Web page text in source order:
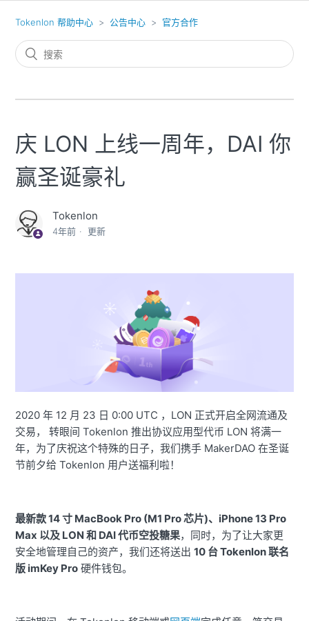
Tokenlon 帮助中心 公告中心 官方合作
庆 LON 上线一周年，DAI 你
赢圣诞豪礼
Tokenlon
4年前 更新
2020 年 12 月 23 日 0:00 UTC ，LON 正式开启全网流通及
交易，
转眼间 Tokenlon 推出协议应用型代币 LON 将满一
年，为了庆祝这个特殊的日子，我们携手 MakerDAO 在圣诞
节前夕给 Tokenlon 用户送福利啦！
最新款 14 寸 MacBook Pro (M1 Pro 芯片)、iPhone 13 Pro
Max 以及 LON 和 DAI 代币空投糖果，同时，为了让大家更
安全地管理自己的资产，我们还将送出10 台 Tokenlon 联名
版 imKey Pro 硬件钱包。